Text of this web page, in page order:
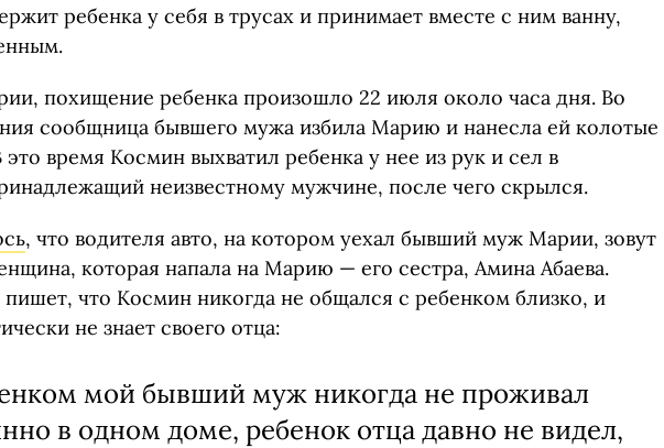
ребенка у себя в трусах и принимает вместе с ним ванну,
похищение ребенка произошло 22 июля около часа дня. Во
сообщница бывшего мужа избила Марию и нанесла ей колотые
время Космин выхватил ребенка у нее из рук и сел в
неизвестному мужчине, после чего скрылся.
, что водителя авто, на котором уехал бывший муж Марии, зовут
которая напала на Марию — его сестра, Амина Абаева.
что Космин никогда не общался с ребенком близко, и
не знает своего отца:
мой бывший муж никогда не проживал
в одном доме, ребенок отца давно не видел,